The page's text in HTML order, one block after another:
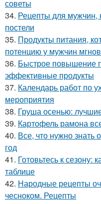
советы
34. Рецепты для мужчин,
постели
35. Продукты питания,
потенцию у мужчин
36. Быстрое повышение
эффективные продукты
37. Календарь работ по
мероприятия
38. Груша осенью:
39. Картофель рамона
40. Все, что нужно знать
год
41. Готовьтесь к сезону:
таблице
42. Народные рецепты
чесноком. Рецепты